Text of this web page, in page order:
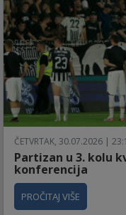
ČETVRTAK, 30.07.2026 |
Partizan u 3. kolu
konferencija
PROČITAJ VIŠE